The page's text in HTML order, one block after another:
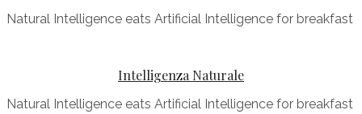
Natural Intelligence eats Artificial Intelligence for breakfast
Intelligenza Naturale
Natural Intelligence eats Artificial Intelligence for breakfast